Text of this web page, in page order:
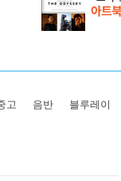
고 음반 블루레이